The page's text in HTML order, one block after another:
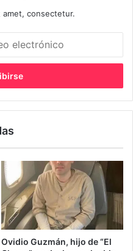
amet, consectetur.
Ovidio Guzmán, hijo de “El